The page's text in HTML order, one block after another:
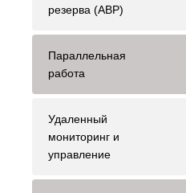
резерва (АВР)
Параллельная
работа
Удаленный
мониторинг и
управление